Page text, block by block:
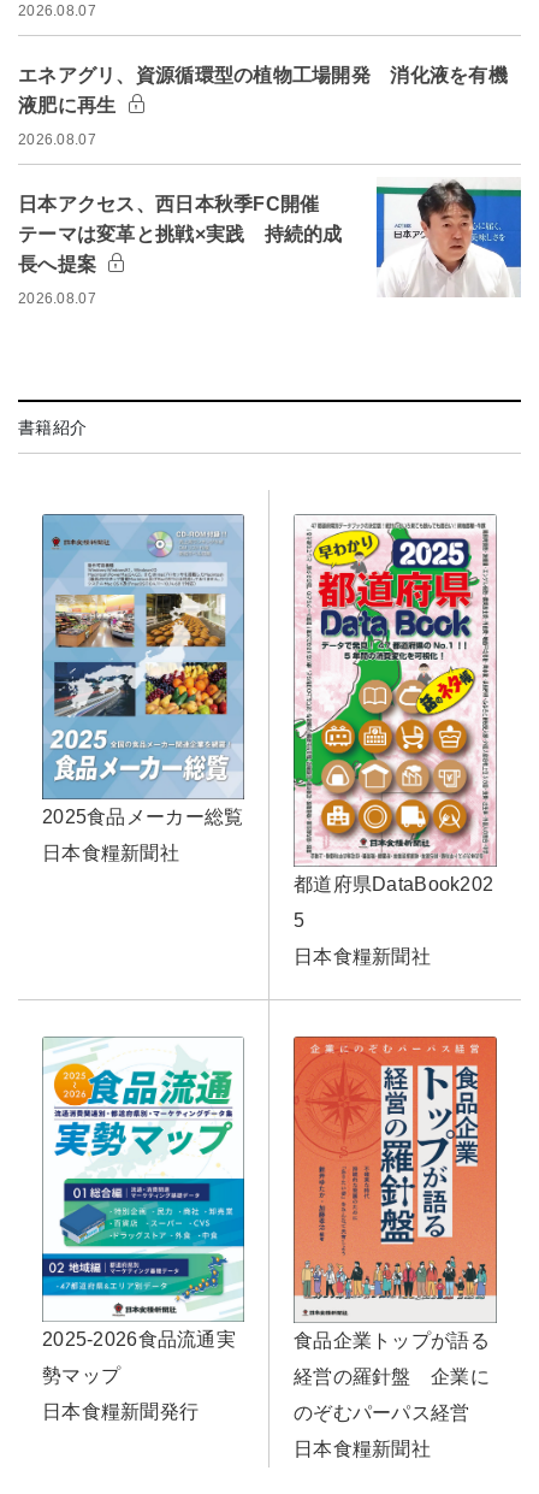
2026.08.07
エネアグリ、資源循環型の植物工場開発 消化液を有機
液肥に再生
2026.08.07
日本アクセス、西日本秋季FC開催
テーマは変革と挑戦×実践 持続的成
長へ提案
2026.08.07
書籍紹介
2025食品メーカー総覧
日本食糧新聞社
都道府県DataBook202
5
日本食糧新聞社
2025-2026食品流通実
勢マップ
日本食糧新聞発行
食品企業トップが語る
経営の羅針盤 企業に
のぞむパーパス経営
日本食糧新聞社